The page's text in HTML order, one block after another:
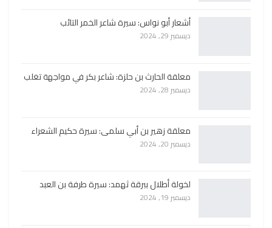
أشعار أبو نواس: سيرة شاعر الخمر التائب
ديسمبر 29, 2024
معلقة الحارث بن حلزة: شاعر بكر في مواجهة تغلب
ديسمبر 28, 2024
معلقة زهير بن أبي سلمى: سيرة حكيم الشعراء
ديسمبر 20, 2024
لخولة أطلال ببرقة ثهمد: سيرة طرفة بن العبد
ديسمبر 19, 2024